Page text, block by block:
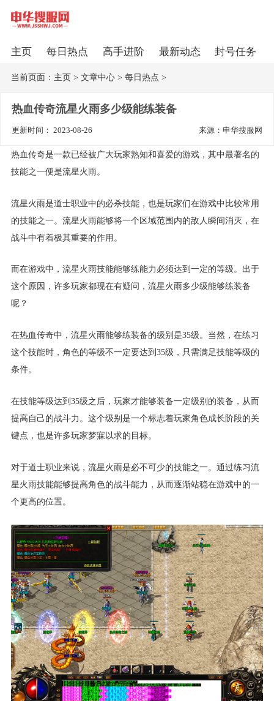
主页 每日热点 高手进阶 最新动态 封号任务
当前页面： 主页> 文章中心> 每日热点 >
热血传奇流星火雨多少级能练装备
更新时间： 2023-08-26 来源：申华搜服网
热血传奇是一款已经被广大玩家熟知和喜爱的游戏，其中最著名的
技能之一便是流星火雨。
流星火雨是道士职业中的必杀技能，也是玩家们在游戏中比较常用
的技能之一。流星火雨能够将一个区域范围内的敌人瞬间消灭，在
战斗中有着极其重要的作用。
而在游戏中，流星火雨技能能够练能力必须达到一定的等级。出于
这个原因，许多玩家都现在有疑问，流星火雨多少级能够练装备
呢？
在热血传奇中，流星火雨能够练装备的级别是35级。当然，在练习
这个技能时，角色的等级不一定要达到35级，只需满足技能等级的
条件。
在技能等级达到35级之后，玩家才能够装备一定级别的装备，从而
提高自己的战斗力。这个级别是一个标志着玩家角色成长阶段的关
键点，也是许多玩家梦寐以求的目标。
对于道士职业来说，流星火雨是必不可少的技能之一。通过练习流
星火雨技能能够提高角色的战斗能力，从而逐渐站稳在游戏中的一
个更高的位置。